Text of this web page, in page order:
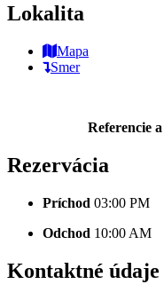
Lokalita
Mapa
Smer
Referencie
Rezervácia
Príchod 03:00 PM
Odchod 10:00 AM
Kontaktné údaje